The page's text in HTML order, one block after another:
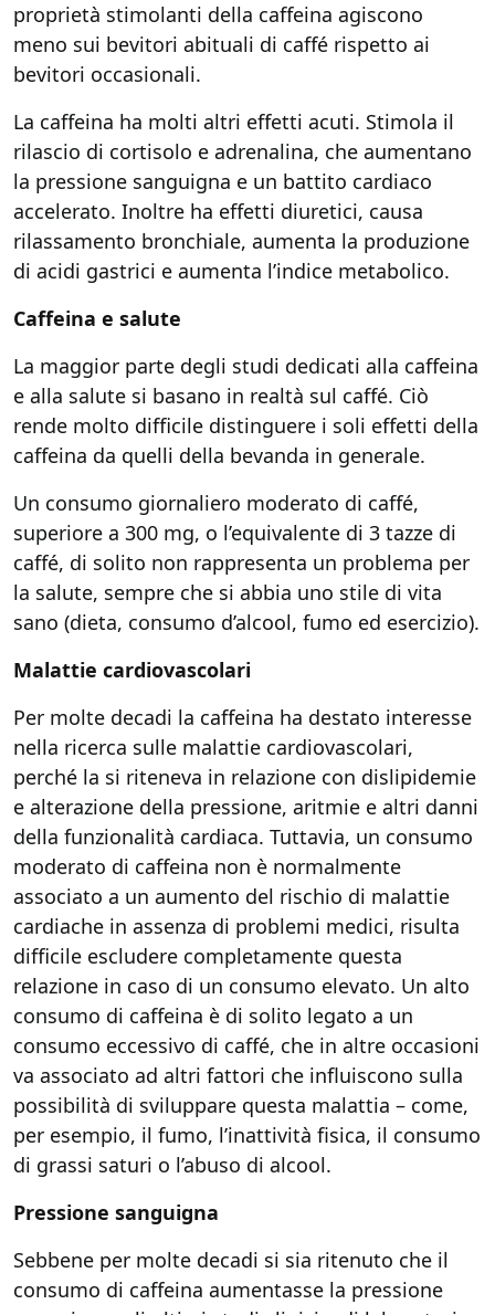
proprietà stimolanti della caffeina agiscono
meno sui bevitori abituali di caffé rispetto ai
bevitori occasionali.
La caffeina ha molti altri effetti acuti. Stimola il
rilascio di cortisolo e adrenalina, che aumentano
la pressione sanguigna e un battito cardiaco
accelerato. Inoltre ha effetti diuretici, causa
rilassamento bronchiale, aumenta la produzione
di acidi gastrici e aumenta l’indice metabolico.
Caffeina e salute
La maggior parte degli studi dedicati alla caffeina
e alla salute si basano in realtà sul caffé. Ciò
rende molto difficile distinguere i soli effetti della
caffeina da quelli della bevanda in generale.
Un consumo giornaliero moderato di caffé,
superiore a 300 mg, o l’equivalente di 3 tazze di
caffé, di solito non rappresenta un problema per
la salute, sempre che si abbia uno stile di vita
sano (dieta, consumo d’alcool, fumo ed esercizio).
Malattie cardiovascolari
Per molte decadi la caffeina ha destato interesse
nella ricerca sulle malattie cardiovascolari,
perché la si riteneva in relazione con dislipidemie
e alterazione della pressione, aritmie e altri danni
della funzionalità cardiaca. Tuttavia, un consumo
moderato di caffeina non è normalmente
associato a un aumento del rischio di malattie
cardiache in assenza di problemi medici, risulta
difficile escludere completamente questa
relazione in caso di un consumo elevato. Un alto
consumo di caffeina è di solito legato a un
consumo eccessivo di caffé, che in altre occasioni
va associato ad altri fattori che influiscono sulla
possibilità di sviluppare questa malattia – come,
per esempio, il fumo, l’inattività fisica, il consumo
di grassi saturi o l’abuso di alcool.
Pressione sanguigna
Sebbene per molte decadi si sia ritenuto che il
consumo di caffeina aumentasse la pressione